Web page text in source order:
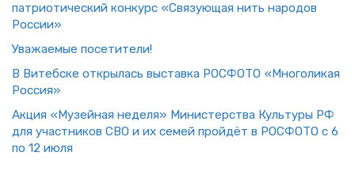
пат­ри­о­ти­че­ский кон­курс «Свя­зу­ю­щая нить на­ро­дов
Рос­сии»
Ува­жа­е­мые по­се­ти­те­ли!
В Ви­теб­ске от­кры­лась вы­став­ка РОС­ФО­ТО «Мно­го­ли­кая
Рос­сия»
Акция «Му­зей­ная неде­ля» Ми­ни­стер­ства Куль­ту­ры РФ
для участ­ни­ков СВО и их семей прой­дёт в РОС­ФО­ТО с 6
по 12 июля